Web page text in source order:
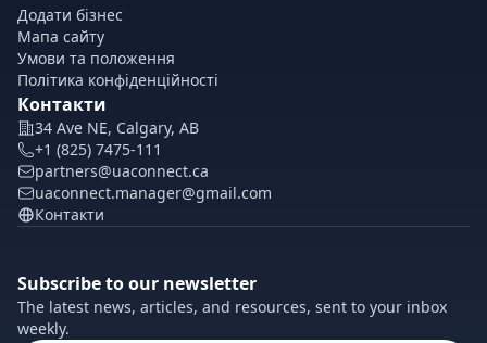
Додати бізнес
Мапа сайту
Умови та положення
Політика конфіденційності
Контакти
34 Ave NE, Calgary, AB
+1 (825) 7475-111
partners@uaconnect.ca
uaconnect.manager@gmail.com
Контакти
Subscribe to our newsletter
The latest news, articles, and resources, sent to your inbox
weekly.